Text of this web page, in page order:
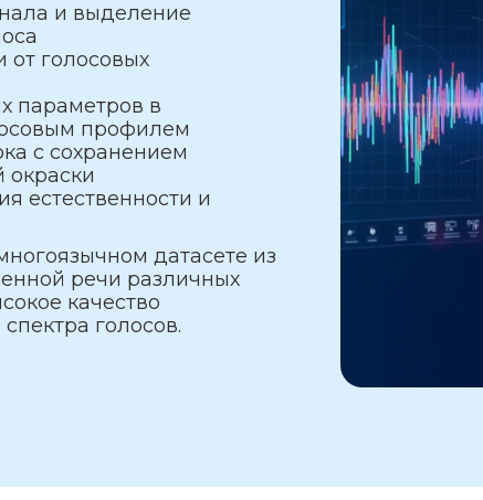
и выделение
голосовых
параметров в
профилем
с сохранением
естественности и
датасете из
речи различных
качество
голосов.